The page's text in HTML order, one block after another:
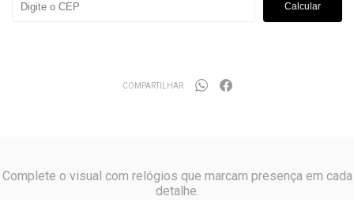
Calcular
COMPARTILHAR
Complete o visual com relógios que marcam presença em cada
detalhe.